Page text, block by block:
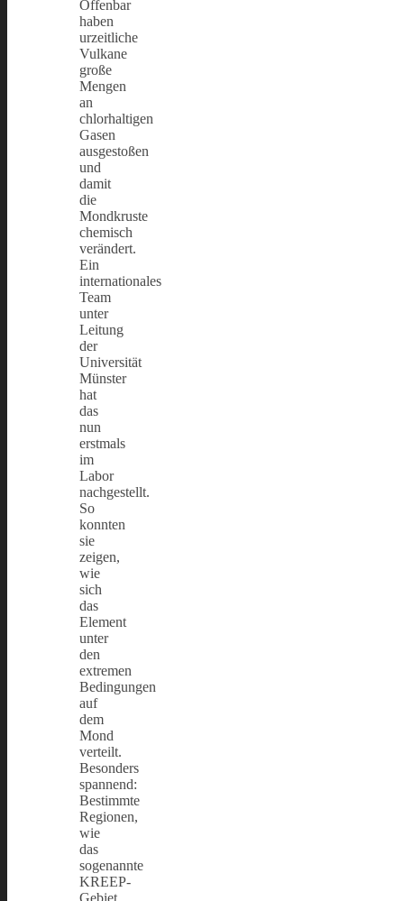
Offenbar
haben
urzeitliche
Vulkane
große
Mengen
an
chlorhaltigen
Gasen
ausgestoßen
und
damit
die
Mondkruste
chemisch
verändert.
Ein
internationales
Team
unter
Leitung
der
Universität
Münster
hat
das
nun
erstmals
im
Labor
nachgestellt.
So
konnten
sie
zeigen,
wie
sich
das
Element
unter
den
extremen
Bedingungen
auf
dem
Mond
verteilt.
Besonders
spannend:
Bestimmte
Regionen,
wie
das
sogenannte
KREEP-